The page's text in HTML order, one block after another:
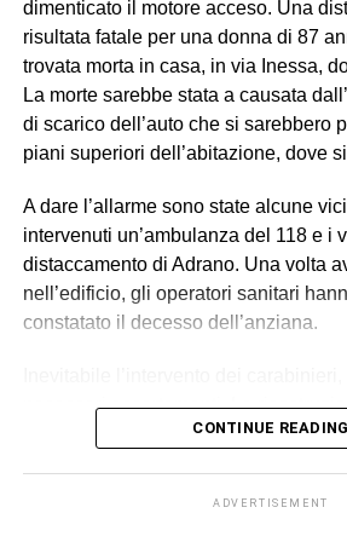
presentazione alla polizia giudiziaria)
ordini e svolgevano funzioni di
vigilando sull’attività dei lavoratori,
carichi sproporzionati con “modalità
loro a gestire anche l’alloggio
acqua) imposto ai lavoratori,
allontanarli se non avessero
contribuendo così a mantenere le
sfruttamento e dipendenza
© RIPRODUZIONE RISERVATA
dimenticato il motore acceso. Una
risultata fatale per una donna di 87
trovata morta in casa, in via Inessa,
La morte sarebbe stata a causata
di scarico dell’auto che si sarebbero
piani superiori dell’abitazione, dove
A dare l’allarme sono state alcune
intervenuti un’ambulanza del 118 e i
distaccamento di Adrano. Una volta
nell’edificio, gli operatori sanitari
constatato il decesso dell’anziana.
necessari accertamenti. La
momento, suggerisce l’ipotesi della
CONTINUE READING
ADVERTISEMENT